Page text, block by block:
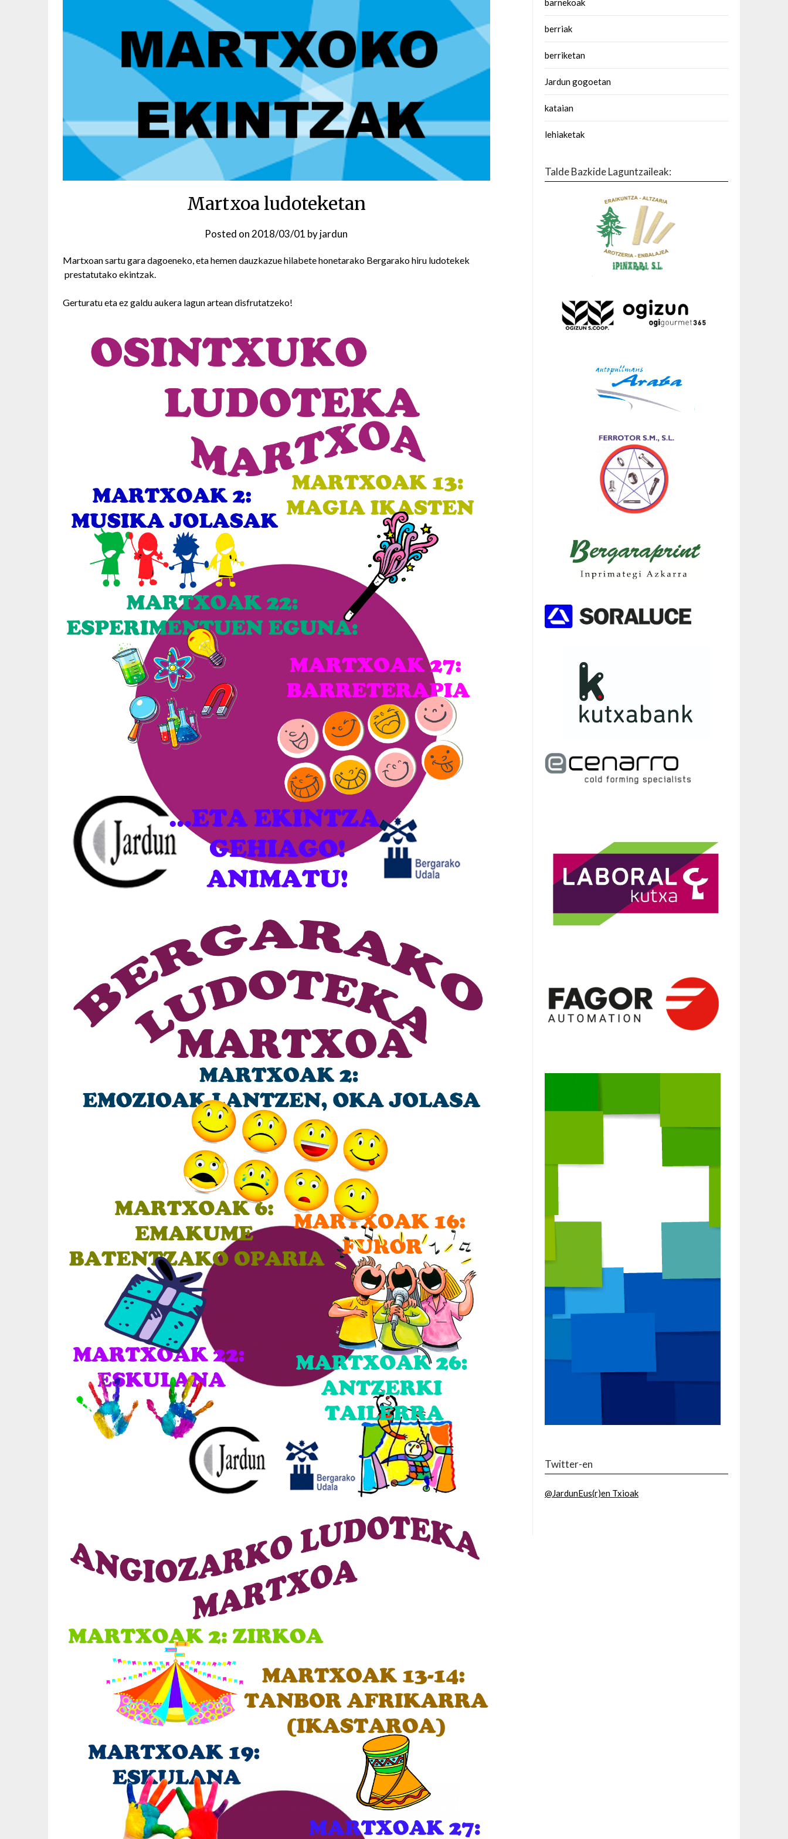
Martxoa ludoteketan
Posted on2018/03/01 byjardun
Martxoan sartu gara dagoeneko, eta hemen dauzkazue hilabete honetarako Bergarako hiru ludotekek
prestatutako ekintzak.
Gerturatu eta ez galdu aukera lagun artean disfrutatzeko!
barnekoak
berriak
berriketan
Jardun gogoetan
kataian
lehiaketak
Talde Bazkide Laguntzaileak:
Twitter-en
@JardunEus(r)en Txioak